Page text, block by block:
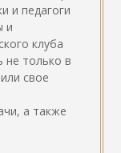
и педагоги
и
клуба
не только в
свое
а также